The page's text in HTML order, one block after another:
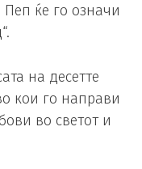
ќе го означи
на десетте
кои го направи
во светот и